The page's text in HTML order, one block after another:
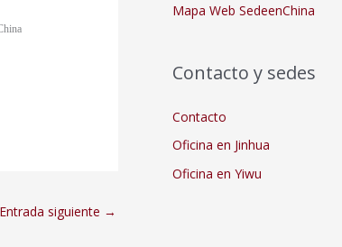
Entrada siguiente →
Mapa Web SedeenChina
Contacto y sedes
Contacto
Oficina en Jinhua
Oficina en Yiwu